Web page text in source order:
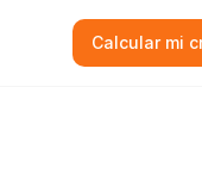
Calcular mi